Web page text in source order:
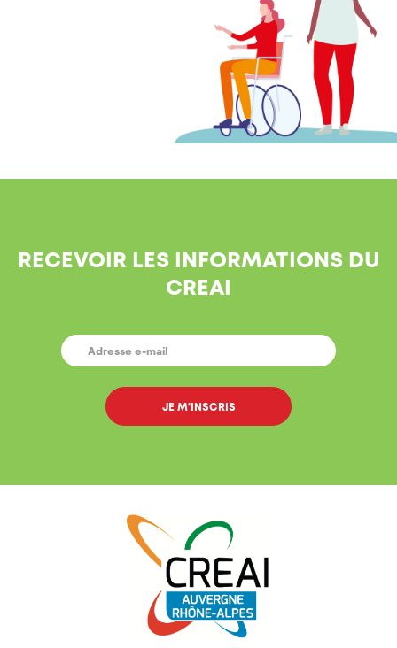
RECEVOIR LES INFORMATIONS DU
CREAI
E-
MAIL *